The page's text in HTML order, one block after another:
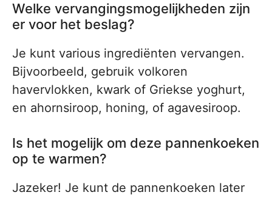
Welke vervangingsmogelijkheden zijn
er voor het beslag?
Je kunt various ingrediënten vervangen.
Bijvoorbeeld, gebruik volkoren
havervlokken, kwark of Griekse yoghurt,
en ahornsiroop, honing, of agavesiroop.
Is het mogelijk om deze pannenkoeken
op te warmen?
Jazeker! Je kunt de pannenkoeken later